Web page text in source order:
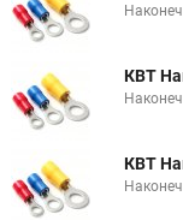
КВТ
КВТ